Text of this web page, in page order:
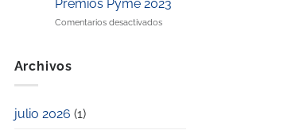
la
escuela
Premios Pyme 2023
Comentarios desactivadosen
Archivos
julio 2026 (1)